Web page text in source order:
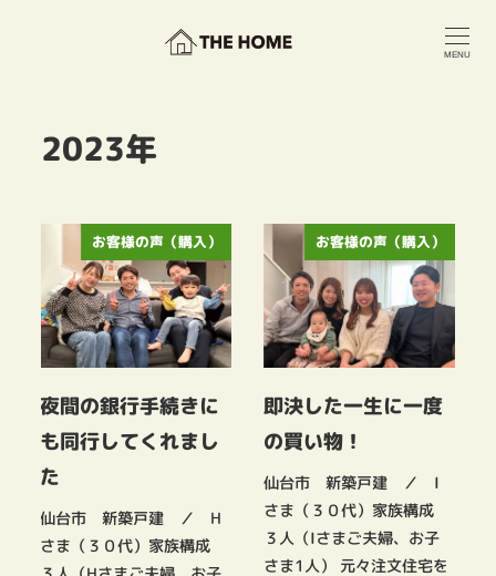
MENU
2023年
お客様の声（購入）
夜間の銀行手続きに
も同行してくれまし
た
仙台市 新築戸建 ／ H
さま（３０代）家族構成
お客様の声（購入）
即決した一生に一度
の買い物！
仙台市 新築戸建 ／ I
さま（３０代）家族構成
３人（Iさまご夫婦、お子
さま1人） 元々注文住宅を